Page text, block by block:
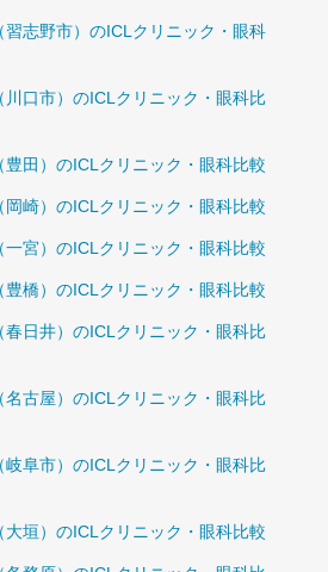
習志野市）のICLクリニック・眼科
川口市）のICLクリニック・眼科比
豊田）のICLクリニック・眼科比較
岡崎）のICLクリニック・眼科比較
一宮）のICLクリニック・眼科比較
豊橋）のICLクリニック・眼科比較
春日井）のICLクリニック・眼科比
名古屋）のICLクリニック・眼科比
岐阜市）のICLクリニック・眼科比
大垣）のICLクリニック・眼科比較